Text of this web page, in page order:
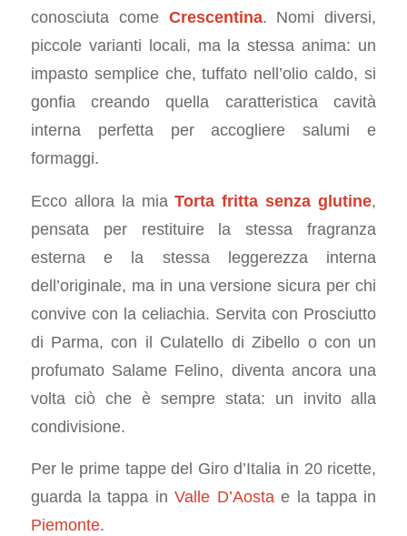
conosciuta come Crescentina. Nomi diversi,
piccole varianti locali, ma la stessa anima: un
impasto semplice che, tuffato nell’olio caldo, si
gonfia creando quella caratteristica cavità
interna perfetta per accogliere salumi e
formaggi.
Ecco allora la miaTorta fritta senza glutine,
pensata per restituire la stessa fragranza
esterna e la stessa leggerezza interna
dell’originale, ma in una versione sicura per chi
convive con la celiachia. Servita con Prosciutto
di Parma, con il Culatello di Zibello o con un
profumato Salame Felino, diventa ancora una
volta ciò che è sempre stata: un invito alla
condivisione.
Per le prime tappe del Giro d’Italia in 20 ricette,
guarda la tappa inValle D’Aostae la tappa in
Piemonte.